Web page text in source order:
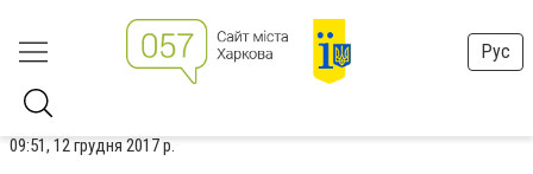
Рус
09:51, 12 грудня 2017 р.